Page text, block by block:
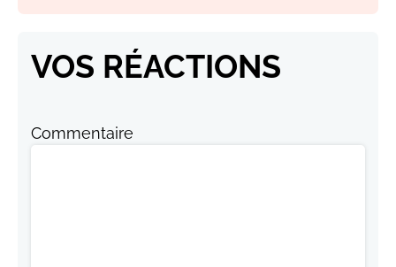
VOS RÉACTIONS
Commentaire